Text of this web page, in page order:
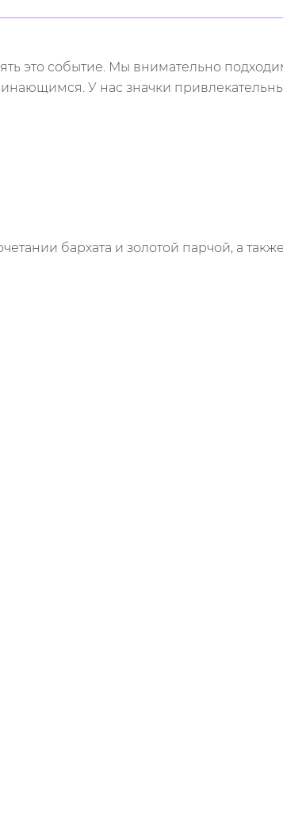
это событие. Мы внимательно
У нас значки
бархата и золотой парчой, а